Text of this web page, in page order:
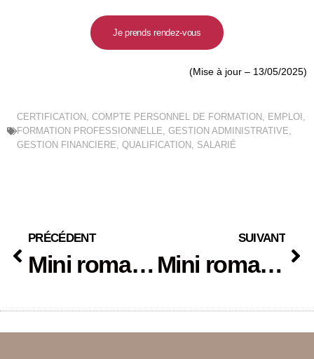
Je prends rendez-vous
(Mise à jour – 13/05/2025)
CERTIFICATION , COMPTE PERSONNEL DE FORMATION , EMPLOI ,
FORMATION PROFESSIONNELLE, GESTION ADMINISTRATIVE,
GESTION FINANCIERE, QUALIFICATION , SALARIÉ
PRÉCÉDENT
Mini roman – A la croisée des chemins – épisode 19
SUIVANT
Mini roman – A la croisée des chemins – épisode 20